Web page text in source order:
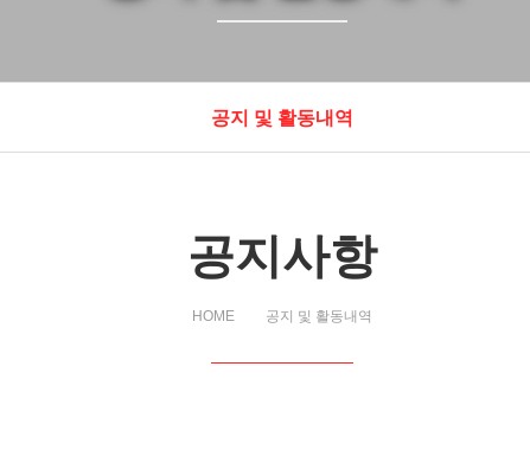
공지 및 활동내역
공지사항
HOME 공지 및 활동내역